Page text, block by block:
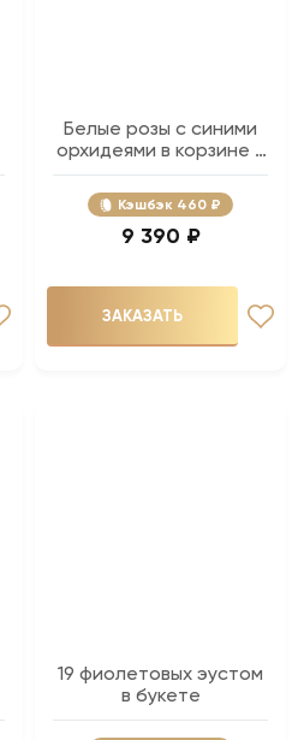
Белые розы с синими
орхидеями в корзине -
35 шт.
Кэшбэк 460 ₽
9 390 ₽
ЗАКАЗАТЬ
19 фиолетовых эустом
в букете